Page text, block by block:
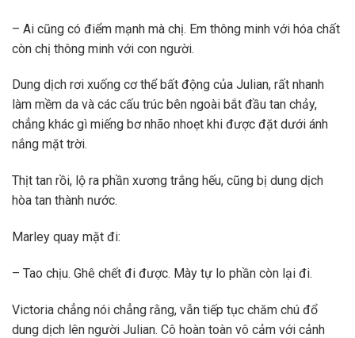
– Ai cũng có điểm mạnh mà chị. Em thông minh với hóa chất
còn chị thông minh với con người.
Dung dịch rơi xuống cơ thể bất động của Julian, rất nhanh
làm mềm da và các cấu trúc bên ngoài bắt đầu tan chảy,
chẳng khác gì miếng bơ nhão nhoẹt khi được đặt dưới ánh
nắng mặt trời.
Thịt tan rồi, lộ ra phần xương trắng hếu, cũng bị dung dịch
hòa tan thành nước.
Marley quay mặt đi:
– Tao chịu. Ghê chết đi được. Mày tự lo phần còn lại đi.
Victoria chẳng nói chẳng rằng, vẫn tiếp tục chăm chú đổ
dung dịch lên người Julian. Cô hoàn toàn vô cảm với cảnh